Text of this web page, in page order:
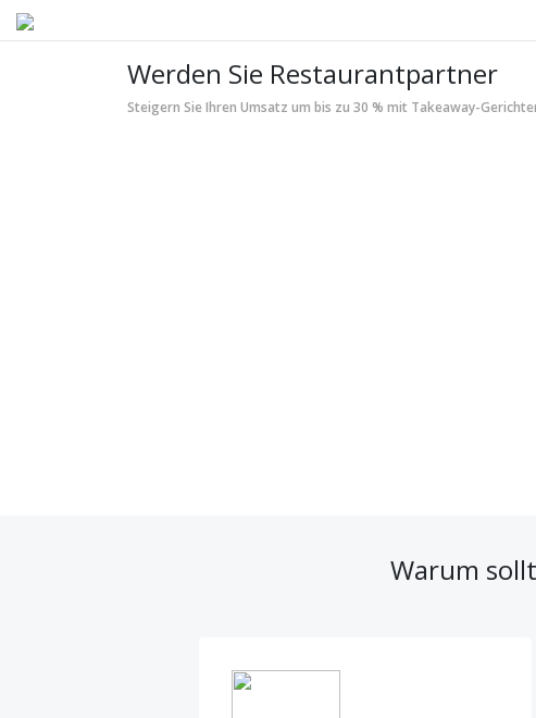
Werden Sie Restaurantpartner
Steigern Sie Ihren Umsatz um bis zu 30 % mit Takeaway-
Warum